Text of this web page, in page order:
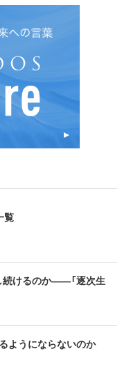
覧
続けるのか――「逐次生
ようにならないのか